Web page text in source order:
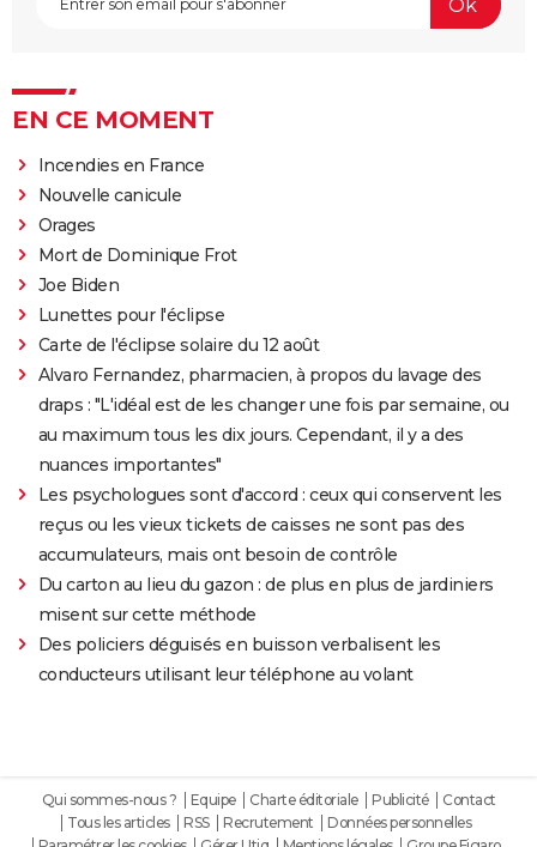
EN CE MOMENT
Incendies en France
Nouvelle canicule
Orages
Mort de Dominique Frot
Joe Biden
Lunettes pour l'éclipse
Carte de l'éclipse solaire du 12 août
Alvaro Fernandez, pharmacien, à propos du lavage des
draps : "L'idéal est de les changer une fois par semaine, ou
au maximum tous les dix jours. Cependant, il y a des
nuances importantes"
Les psychologues sont d'accord : ceux qui conservent les
reçus ou les vieux tickets de caisses ne sont pas des
accumulateurs, mais ont besoin de contrôle
Du carton au lieu du gazon : de plus en plus de jardiniers
misent sur cette méthode
Des policiers déguisés en buisson verbalisent les
conducteurs utilisant leur téléphone au volant
Qui sommes-nous ? Equipe Charte éditoriale Publicité
Contact
Tous les articles
RSS Recrutement
Données personnelles